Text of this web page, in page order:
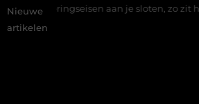
Nieuwe
artikelen
aan je sloten, zo zit het echt Een